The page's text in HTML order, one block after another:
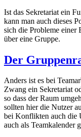
Ist das Sekretariat ein
kann man auch dieses
sich die Probleme einer
über eine Gruppe.
Der
Anders ist es bei
Zwang ein Sekretariat
so dass der Raum
sollten hier die Nutzer
bei Konflikten auch die
auch als Teamkalender